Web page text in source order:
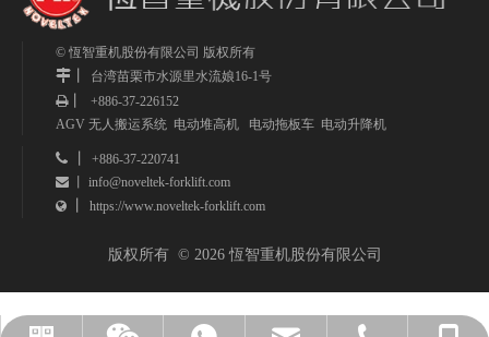
© 恆智重机股份有限公司 版权所有
丨 台湾苗栗市水源里水流娘16-1号
丨
+886-37-226152
AGV 无人搬运系统 电动堆高机 电动拖板车 电动升降机
 丨 +886-37-220741
 丨 info@noveltek-forklift.com
 https://www.noveltek-forklift.com
版权所有 © 2026 恆智重机股份有限公司